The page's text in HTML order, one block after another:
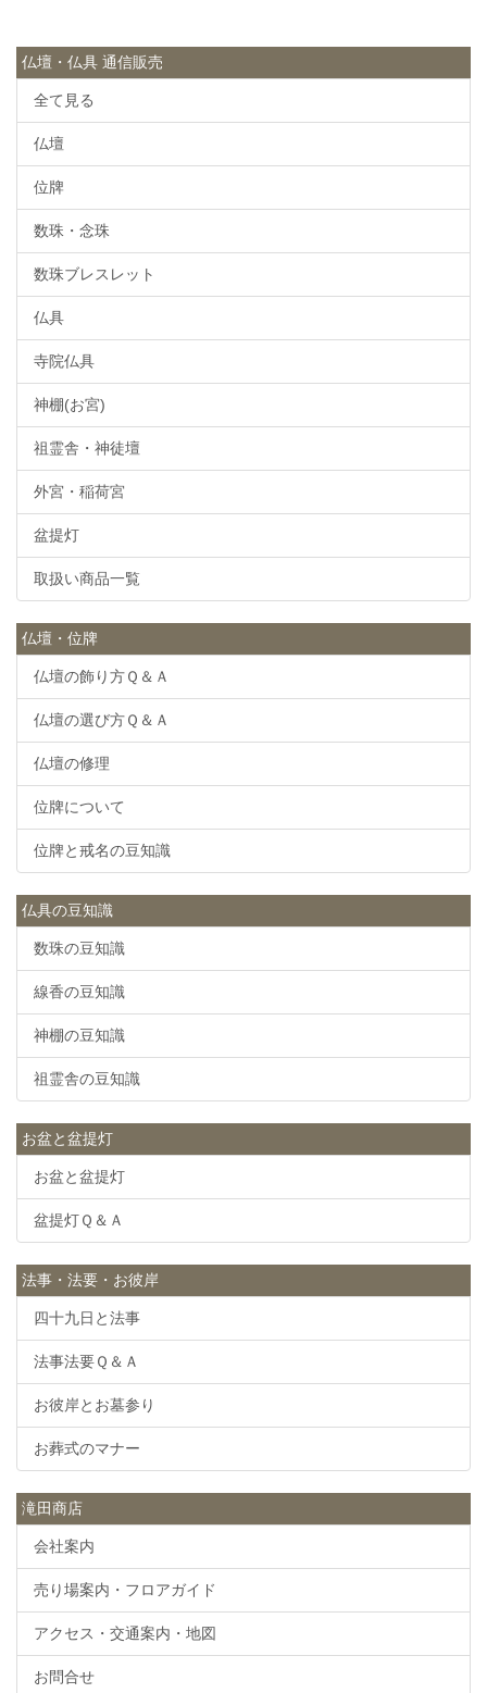
仏壇・仏具 通信販売
全て見る
仏壇
位牌
数珠・念珠
数珠ブレスレット
仏具
寺院仏具
神棚(お宮)
祖霊舎・神徒壇
外宮・稲荷宮
盆提灯
取扱い商品一覧
仏壇・位牌
仏壇の飾り方Ｑ＆Ａ
仏壇の選び方Ｑ＆Ａ
仏壇の修理
位牌について
位牌と戒名の豆知識
仏具の豆知識
数珠の豆知識
線香の豆知識
神棚の豆知識
祖霊舎の豆知識
お盆と盆提灯
お盆と盆提灯
盆提灯Ｑ＆Ａ
法事・法要・お彼岸
四十九日と法事
法事法要Ｑ＆Ａ
お彼岸とお墓参り
お葬式のマナー
滝田商店
会社案内
売り場案内・フロアガイド
アクセス・交通案内・地図
お問合せ